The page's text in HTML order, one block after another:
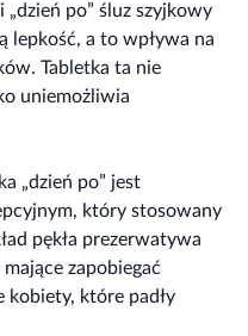
po” śluz szyjkowy
lepkość, a to wpływa na
Tabletka ta nie
uniemożliwia
„dzień po” jest
który stosowany
pękła prezerwatywa
zapobiegać
kobiety, które padły